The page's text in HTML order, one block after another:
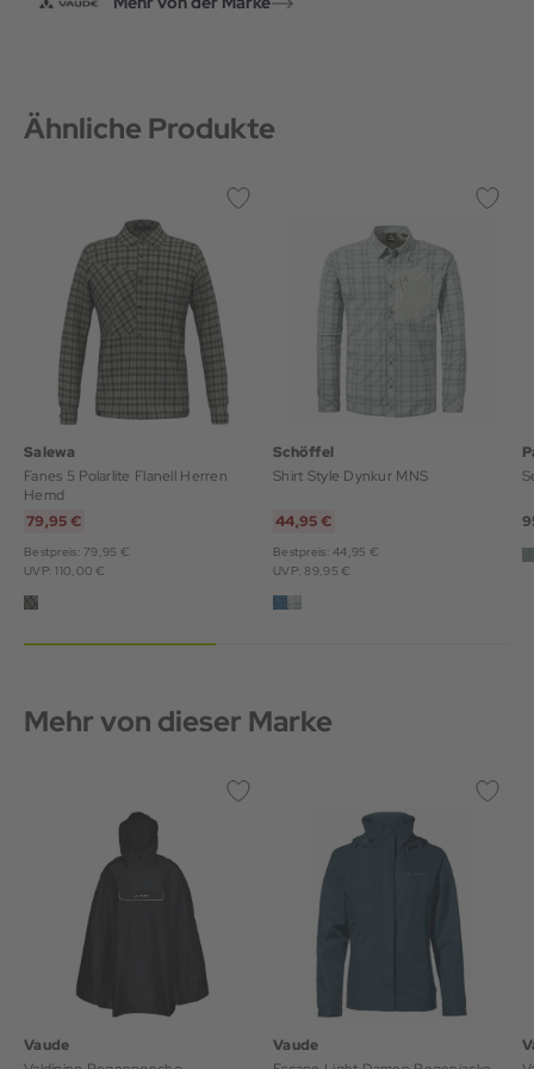
Ähnliche Produkte
Salewa
Fanes 5 Polarlite Flanell Herren
Hemd
79,95 €
Bestpreis: 79,95 €
UVP: 110,00 €
Schöffel
Shirt Style Dynkur MNS
44,95 €
Bestpreis: 44,95 €
UVP: 89,95 €
Mehr von dieser Marke
Vaude
Vaude